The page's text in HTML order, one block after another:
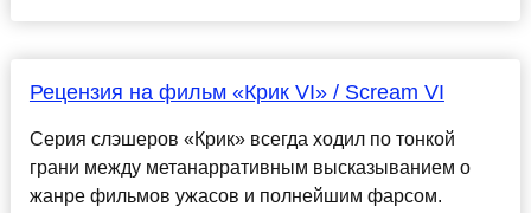
Рецензия на фильм «Крик VI» / Scream VI
Серия слэшеров «Крик» всегда ходил по тонкой
грани между метанарративным высказыванием о
жанре фильмов ужасов и полнейшим фарсом.